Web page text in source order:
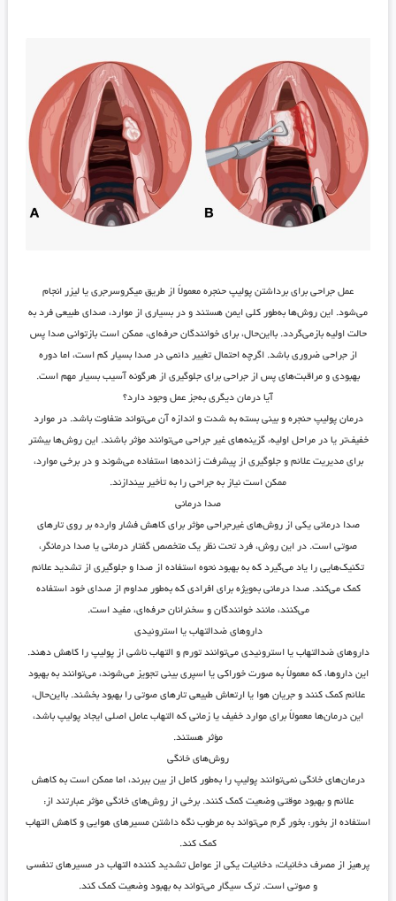
عمل جراحی برای برداشتن پولیپ حنجره معمولاً از طریق میکروسرجری یا لیزر انجام
می‌شود. این روش‌ها به‌طور کلی ایمن هستند و در بسیاری از موارد، صدای طبیعی فرد به
حالت اولیه بازمی‌گردد. بااین‌حال، برای خوانندگان حرفه‌ای، ممکن است بازتوانی صدا پس
از جراحی ضروری باشد. اگرچه احتمال تغییر دائمی در صدا بسیار کم است، اما دوره
بهبودی و مراقبت‌های پس از جراحی برای جلوگیری از هرگونه آسیب بسیار مهم است.
آیا درمان دیگری به‌جز عمل وجود دارد؟
درمان پولیپ حنجره و بینی بسته به شدت و اندازه آن می‌تواند متفاوت باشد. در موارد
خفیف‌تر یا در مراحل اولیه، گزینه‌های غیر جراحی می‌توانند مؤثر باشند. این روش‌ها بیشتر
برای مدیریت علائم و جلوگیری از پیشرفت زائده‌ها استفاده می‌شوند و در برخی موارد،
ممکن است نیاز به جراحی را به تأخیر بیندازند.
صدا درمانی
صدا درمانی یکی از روش‌های غیرجراحی مؤثر برای کاهش فشار وارده بر روی تارهای
صوتی است. در این روش، فرد تحت نظر یک متخصص گفتار درمانی یا صدا درمانگر،
تکنیک‌هایی را یاد می‌گیرد که به بهبود نحوه استفاده از صدا و جلوگیری از تشدید علائم
کمک می‌کند. صدا درمانی به‌ویژه برای افرادی که به‌طور مداوم از صدای خود استفاده
می‌کنند، مانند خوانندگان و سخنرانان حرفه‌ای، مفید است.
داروهای ضدالتهاب یا استروئیدی
داروهای ضدالتهاب یا استروئیدی می‌توانند تورم و التهاب ناشی از پولیپ را کاهش دهند.
این داروها، که معمولاً به صورت خوراکی یا اسپری بینی تجویز می‌شوند، می‌توانند به بهبود
علائم کمک کنند و جریان هوا یا ارتعاش طبیعی تارهای صوتی را بهبود بخشند. بااین‌حال،
این درمان‌ها معمولاً برای موارد خفیف یا زمانی که التهاب عامل اصلی ایجاد پولیپ باشد،
مؤثر هستند.
روش‌های خانگی
درمان‌های خانگی نمی‌توانند پولیپ را به‌طور کامل از بین ببرند، اما ممکن است به کاهش
علائم و بهبود موقتی وضعیت کمک کنند. برخی از روش‌های خانگی مؤثر عبارتند از:
استفاده از بخور : بخور گرم می‌تواند به مرطوب نگه داشتن مسیرهای هوایی و کاهش التهاب
کمک کند.
پرهیز از مصرف دخانیات: دخانیات یکی از عوامل تشدید کننده التهاب در مسیرهای تنفسی
و صوتی است. ترک سیگار می‌تواند به بهبود وضعیت کمک کند.